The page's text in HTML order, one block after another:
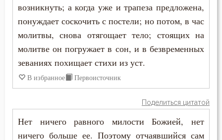
возникнуть; а когда уже и трапеза предложена,
понуждает соскочить с постели; но потом, в час
молитвы, снова отягощает тело; стоящих на
молитве он погружает в сон, и в безвременных
зеваниях похищает стихи из уст.
В избранное Первоисточник
Поделиться цитатой
Нет ничего равного милости Божией, нет
ничего больше ее. Поэтому отчаявшийся сам